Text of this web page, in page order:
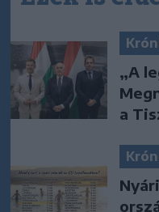
„A
a